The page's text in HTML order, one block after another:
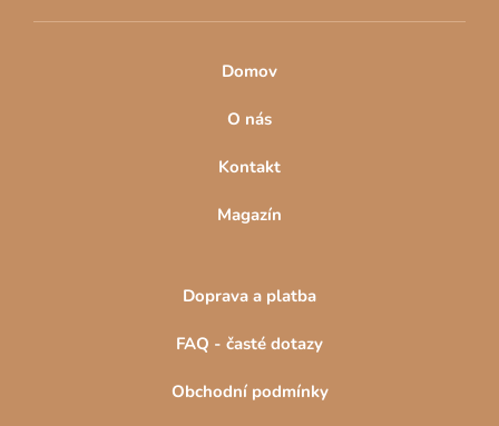
Domov
O nás
Kontakt
Magazín
Doprava a platba
FAQ - časté dotazy
Obchodní podmínky